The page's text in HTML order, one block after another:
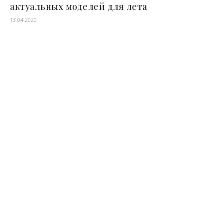
актуальных моделей для лета
13.04.2020